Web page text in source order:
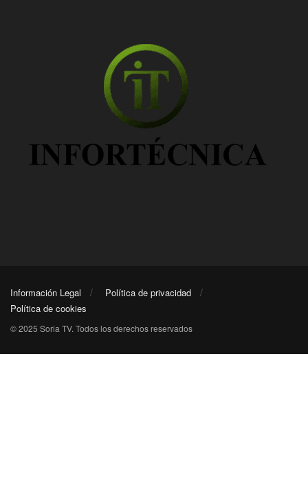
Información Legal
Política de privacidad
Política de cookies
© 2025 Soria TV. Todos los derechos reservados